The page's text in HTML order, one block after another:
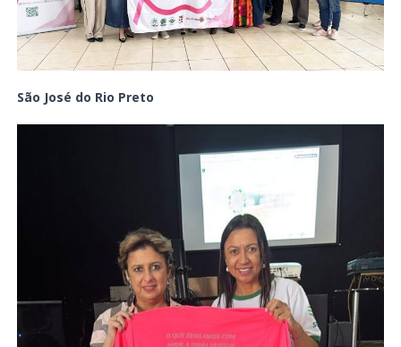
São José do Rio Preto